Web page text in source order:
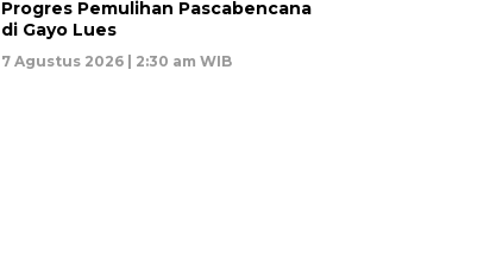
Progres Pemulihan Pascabencana
di Gayo Lues
7 Agustus 2026 | 2:30 am WIB